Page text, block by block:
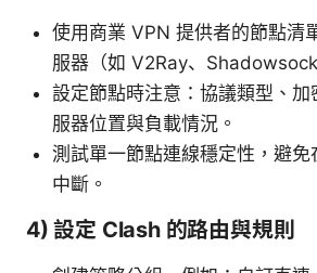
使用商業 VPN 提供者的節點清
服器（如 V2Ray、
設定節點時注意：協議類型、加
服器位置與負載情況。
測試單一節點連線穩定性，避
中斷。
4) 設定 Clash 的路由與規則